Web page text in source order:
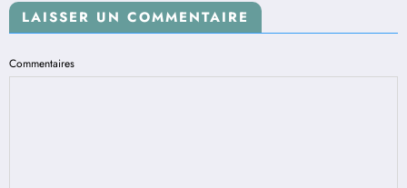
LAISSER UN COMMENTAIRE
Commentaires